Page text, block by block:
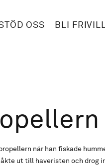
OSS BLI
när han fiskade
ut till haveristen och drog